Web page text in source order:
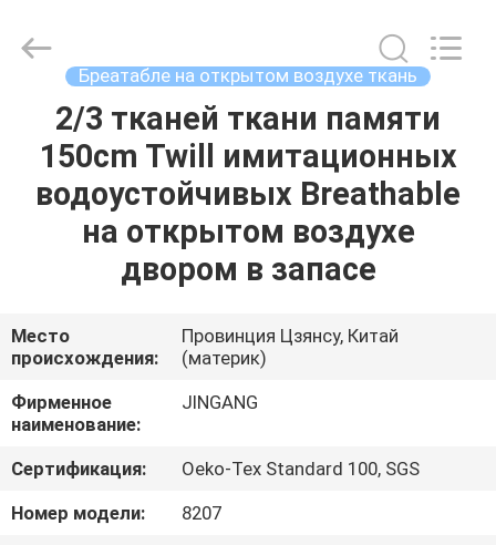
ДОМ
ПРОДУКТЫ
ПУТЕШЕСТВИЕ
ФАБРИКИ
ПРОВЕРКА
КАЧЕСТВА
Jingang
Textile
Бреатабле на открытом воздухе ткань
2/3 тканей ткани памяти
150cm Twill имитационных
водоустойчивых Breathable
на открытом воздухе
двором в запасе
Место
происхождения:
Провинция Цзянсу, Китай
(материк)
Фирменное
наименование:
JINGANG
Сертификация:
Oeko-Tex Standard 100, SGS
Номер модели:
8207